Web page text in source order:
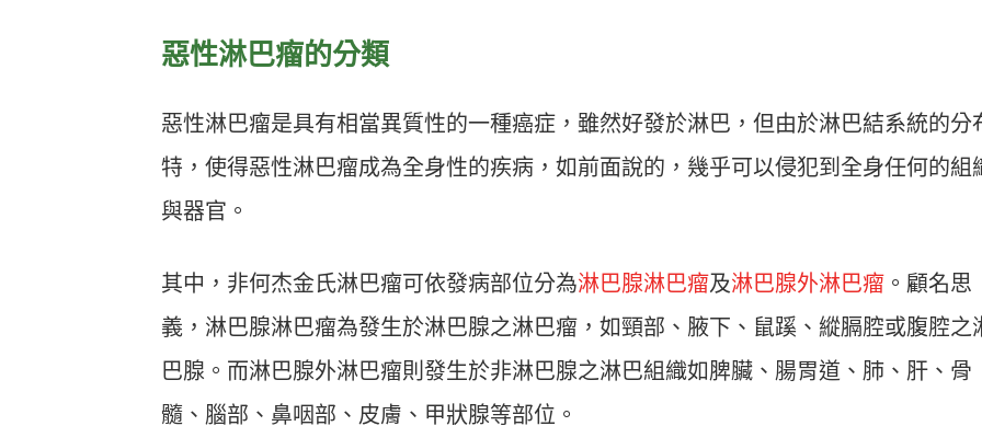
惡性淋巴瘤的分類
惡性淋巴瘤是具有相當異質性的一種癌症，雖然好發於淋巴，但由於淋巴結系統的分
特，使得惡性淋巴瘤成為全身性的疾病，如前面說的，幾乎可以侵犯到全身任何的組
與器官。
其中，非何杰金氏淋巴瘤可依發病部位分為淋巴腺淋巴瘤及淋巴腺外淋巴瘤 。顧名思
義，淋巴腺淋巴瘤為發生於淋巴腺之淋巴瘤，如頸部、腋下、鼠蹊、縱膈腔或腹腔之
巴腺。而淋巴腺外淋巴瘤則發生於非淋巴腺之淋巴組織如脾臟、腸胃道、肺、肝、骨
髓、腦部、鼻咽部、皮膚、甲狀腺等部位。